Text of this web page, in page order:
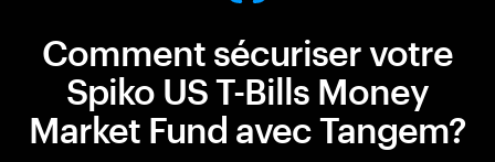
Comment sécuriser votre
Spiko US T-Bills Money
Market Fund avec Tangem?